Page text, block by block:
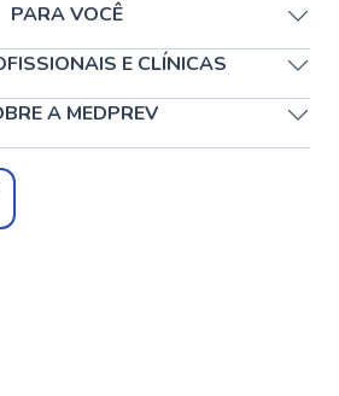
PARA VOCÊ
E CLÍNICAS
A MEDPREV